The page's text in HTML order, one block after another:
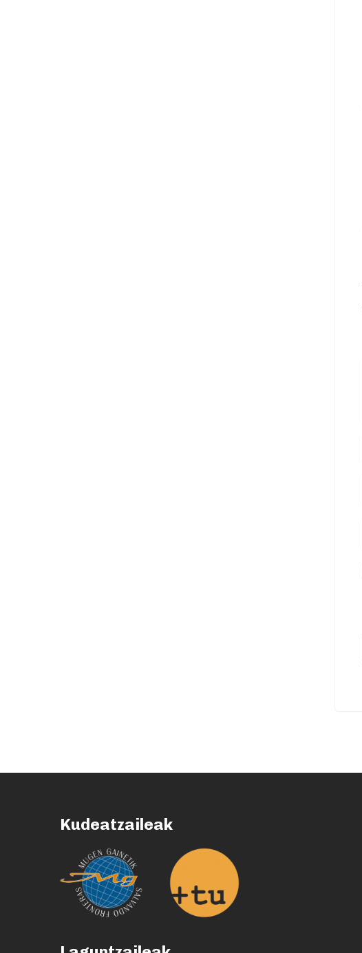
Kudeatzaileak